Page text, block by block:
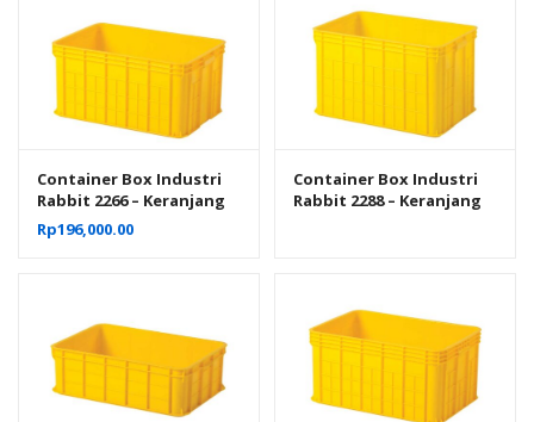
Container Box Industri
Rabbit 2266 – Keranjang
Plastik Rapat Serbaguna
62×43×31 cm
Rp196,000.00
Container Box Industri
Rabbit 2288 – Keranjang